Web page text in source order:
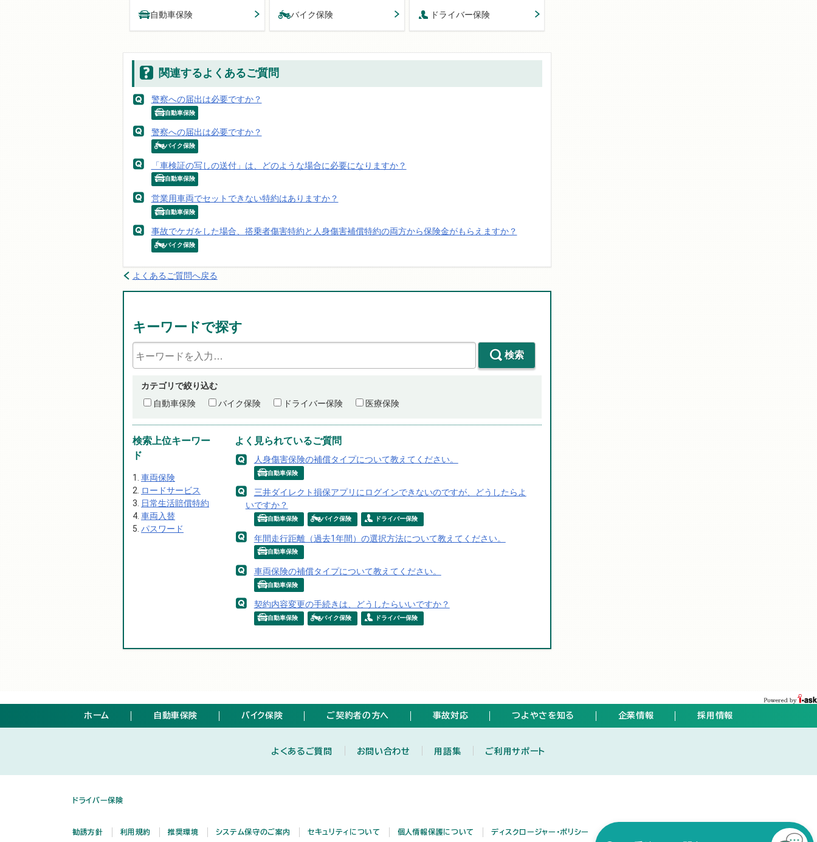
自動車保険 バイク保険 ドライバー保険
関連するよくあるご質問
警察への届出は必要ですか？
自動車保険
警察への届出は必要ですか？
バイク保険
「車検証の写しの送付」は、どのような場合に必要になりますか？
自動車保険
営業用車両でセットできない特約はありますか？
自動車保険
事故でケガをした場合、搭乗者傷害特約と人身傷害補償特約の両方から保険金がもらえますか？
バイク保険
よくあるご質問へ戻る
キーワードで探す
検索
カテゴリで絞り込む
自動車保険
バイク保険 ドライバー保険 医療保険
検索上位キーワー
ド
車両保険
ロードサービス
日常生活賠償特約
車両入替
パスワード
よく見られているご質問
人身傷害保険の補償タイプについて教えてください。
自動車保険
三井ダイレクト損保アプリにログインできないのですが、どうしたらよ
いですか？
自動車保険 バイク保険 ドライバー保険
年間走行距離（過去1年間）の選択方法について教えてください。
自動車保険
車両保険の補償タイプについて教えてください。
自動車保険
契約内容変更の手続きは、どうしたらいいですか？
自動車保険 バイク保険 ドライバー保険
ホーム 自動車保険 バイク保険 ご契約者の方へ 事故対応 つよやさを知る 企業情報 採用情報
よくあるご質問 お問い合わせ 用語集 ご利用サポート
ドライバー保険
勧誘方針 利用規約 推奨環境 システム保守のご案内 セキュリティについて 個人情報保護について ディスクロージャー・ポリシー